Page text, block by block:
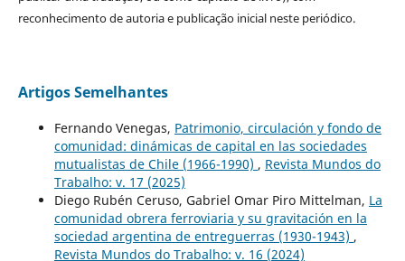
reconhecimento de autoria e publicação inicial neste periódico.
Artigos Semelhantes
Fernando Venegas, Patrimonio, circulación y fondo de
comunidad: dinámicas de capital en las sociedades
mutualistas de Chile (1966-1990) , Revista Mundos do
Trabalho: v. 17 (2025)
Diego Rubén Ceruso, Gabriel Omar Piro Mittelman, La
comunidad obrera ferroviaria y su gravitación en la
sociedad argentina de entreguerras (1930-1943) ,
Revista Mundos do Trabalho: v. 16 (2024)